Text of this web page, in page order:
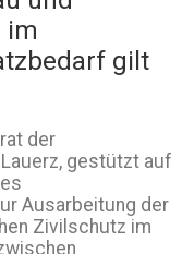
im
gilt
der
gestützt auf
Ausarbeitung der
Zivilschutz im